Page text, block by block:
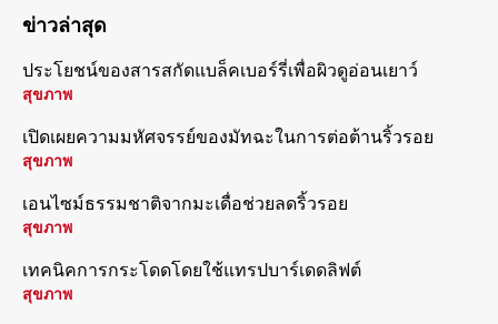
ข่าวล่าสุด
ประโยชน์ของสารสกัดแบล็คเบอร์รี่เพื่อผิวดูอ่อนเยาว์
สุขภาพ
เปิดเผยความมหัศจรรย์ของมัทฉะในการต่อต้านริ้วรอย
สุขภาพ
เอนไซม์ธรรมชาติจากมะเดื่อช่วยลดริ้วรอย
สุขภาพ
เทคนิคการกระโดดโดยใช้แทรปบาร์เดดลิฟต์
สุขภาพ